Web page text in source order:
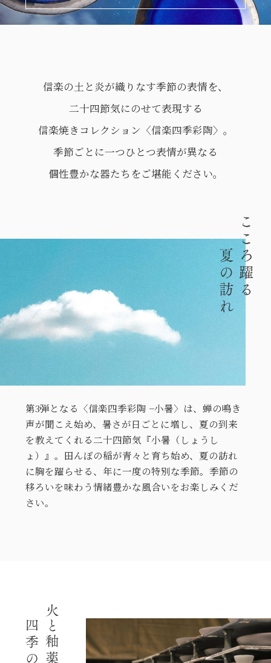
信楽の土と炎が織りなす季節の表情を、
二十四節気にのせて表現する
信楽焼きコレクション〈信楽四季彩陶〉。
季節ごとに一つひとつ表情が異なる
個性豊かな器たちをご堪能ください。
第3弾となる〈信楽四季彩陶 −小暑〉は、蝉の鳴き
声が聞こえ始め、暑さが日ごとに増し、夏の到来
を教えてくれる二十四節気『小暑（しょうし
ょ）』。田んぼの稲が青々と育ち始め、夏の訪れ
に胸を躍らせる、年に一度の特別な季節。季節の
移ろいを味わう情緒豊かな風合いをお楽しみくだ
さい。